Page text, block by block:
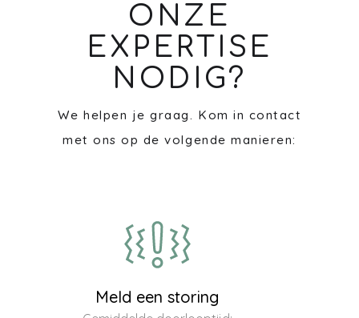
ONZE
EXPERTISE
NODIG?
We helpen je graag. Kom in contact
met ons op de volgende manieren:
Meld een storing